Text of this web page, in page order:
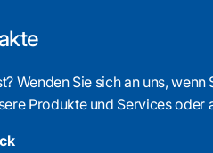
Wenden Sie sich an uns,
Produkte und Services oder